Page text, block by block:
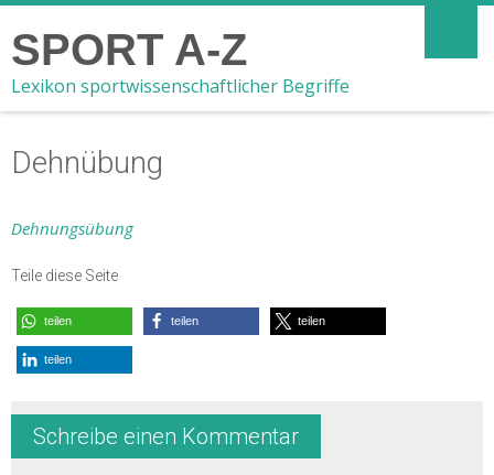
SPORT A-Z
Lexikon sportwissenschaftlicher Begriffe
Dehnübung
Dehnungsübung
Teile diese Seite
teilen teilen teilen
teilen
Schreibe einen Kommentar